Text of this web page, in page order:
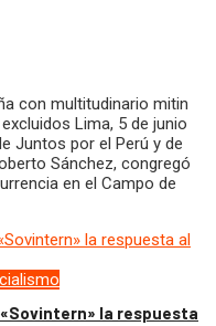
con multitudinario mitin
Lima, 5 de junio
Juntos por el Perú y de
Sánchez, congregó
en el Campo de
la respuesta